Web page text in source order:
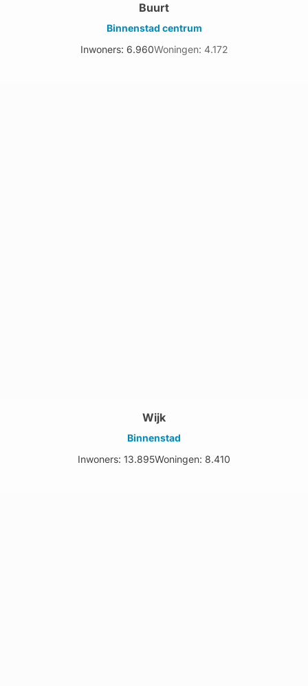
Buurt
Binnenstad centrum
Inwoners: 6.960Woningen: 4.172
Wijk
Binnenstad
Inwoners: 13.895Woningen: 8.410